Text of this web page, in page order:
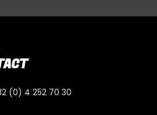
(0) 4 252 70 30